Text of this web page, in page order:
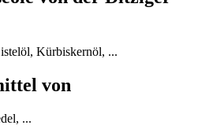
Kürbiskernöl, ...
von
...